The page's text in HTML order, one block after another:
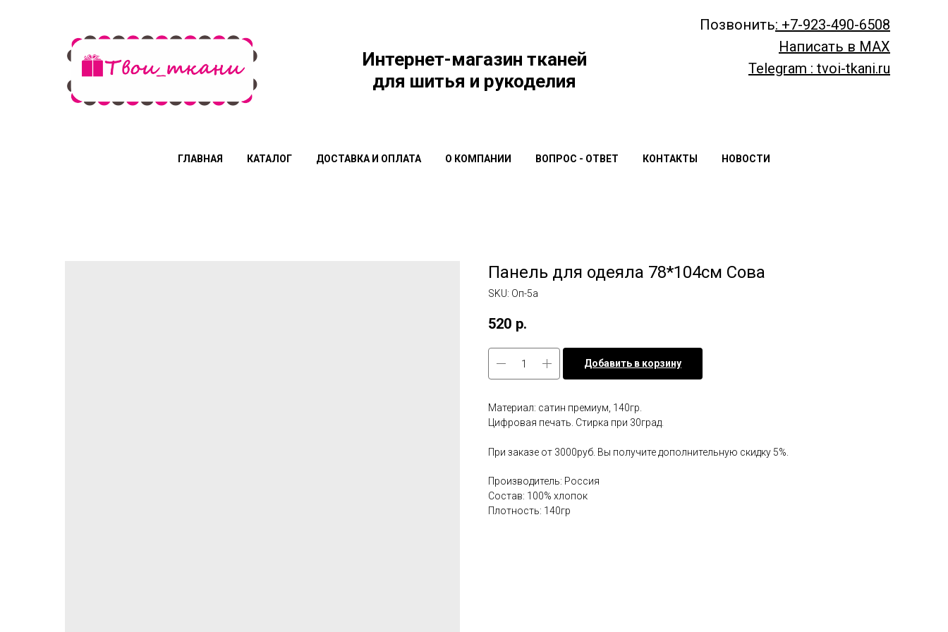
Интернет-магазин тканей
для шитья и рукоделия
Позвонить: +7-923-490-6508
Написать в MAX
Telegram : tvoi-tkani.ru
ГЛАВНАЯ КАТАЛОГ ДОСТАВКА И ОПЛАТА О КОМПАНИИ ВОПРОС - ОТВЕТ КОНТАКТЫ НОВОСТИ
Панель для одеяла 78*104см Сова
SKU: Оп-5а
520 р.
Добавить в корзину
Материал: сатин премиум, 140гр.
Цифровая печать. Стирка при 30град.
При заказе от 3000руб. Вы получите дополнительную скидку 5%.
Производитель: Россия
Состав: 100% хлопок
Плотность: 140гр